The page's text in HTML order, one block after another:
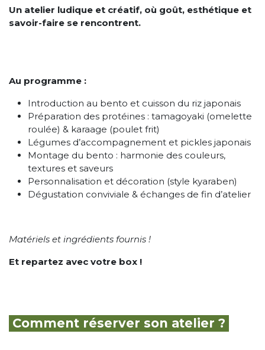
Un atelier ludique et créatif, où goût, esthétique et
savoir-faire se rencontrent.
Au programme :
Introduction au bento et cuisson du riz japonais
Préparation des protéines : tamagoyaki (omelette
roulée) & karaage (poulet frit)
Légumes d’accompagnement et pickles japonais
Montage du bento : harmonie des couleurs,
textures et saveurs
Personnalisation et décoration (style kyaraben)
Dégustation conviviale & échanges de fin d’atelier
Matériels et ingrédients fournis !
Et repartez avec votre box !
Comment réserver son atelier ?